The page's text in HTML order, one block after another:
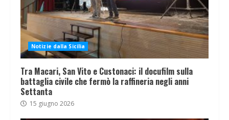
Notizie dalla Sicilia
Tra Macari, San Vito e Custonaci: il docufilm sulla
battaglia civile che fermò la raffineria negli anni
Settanta
15 giugno 2026